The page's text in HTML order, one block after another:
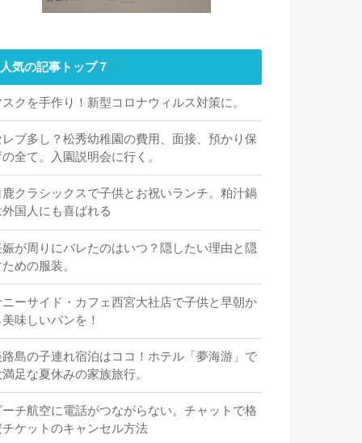
人気の記事トップ７
スクを手作り！新型コロナウィルス対策に。
レブ多し？松秀幼稚園の費用、面接、預かり保
全て。入園説明会に行く。
鹿クラシックスで子供とお祝いランチ。粕汁鍋
外国人にも喜ばれる
娠が周りにバレたのはいつ？隠したい理由と隠
めの服装。
ニーサイド・カフェ西宮大社店で子供と早朝か
味しいパンを！
路島の子連れ宿泊はココ！ホテル「夢海游」で
足な夏休みの家族旅行。
ーチ航空に電話がつながらない。チャットで格
チケットのキャンセル方法